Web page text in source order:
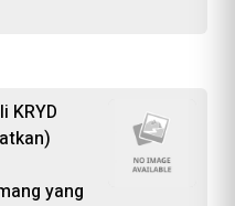
KRYD
yang